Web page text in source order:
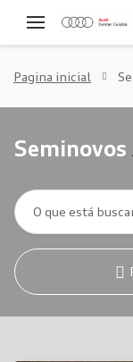
Pagina inicial
Seminovos